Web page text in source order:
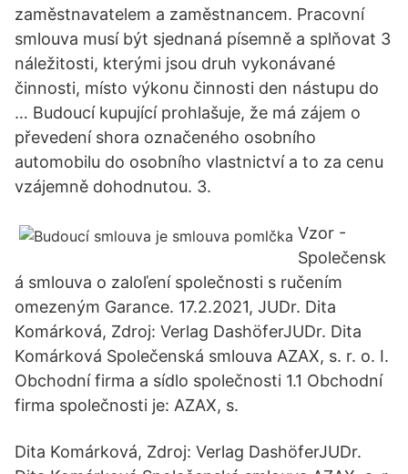
zaměstnavatelem a zaměstnancem. Pracovní
smlouva musí být sjednaná písemně a splňovat 3
náležitosti, kterými jsou druh vykonávané
činnosti, místo výkonu činnosti den nástupu do
… Budoucí kupující prohlašuje, že má zájem o
převedení shora označeného osobního
automobilu do osobního vlastnictví a to za cenu
vzájemně dohodnutou. 3.
Vzor -
Společensk
á smlouva o zaloľení společnosti s ručením
omezeným Garance. 17.2.2021, JUDr. Dita
Komárková, Zdroj: Verlag DashöferJUDr. Dita
Komárková Společenská smlouva AZAX, s. r. o. I.
Obchodní firma a sídlo společnosti 1.1 Obchodní
firma společnosti je: AZAX, s.
Dita Komárková, Zdroj: Verlag DashöferJUDr.